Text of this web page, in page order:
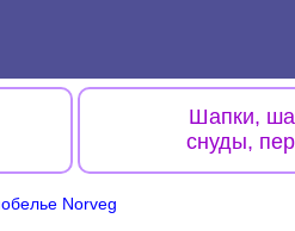
Шапки,
снуды,
Norveg